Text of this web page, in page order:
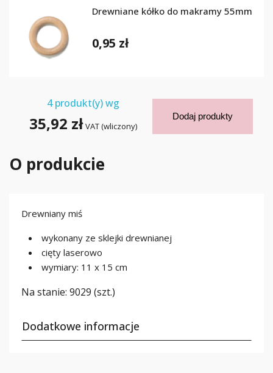
Drewniane kółko do makramy 55mm
0,95 zł
4produkt(y) wg
35,92 zł VAT (wliczony)
Dodaj produkty
O produkcie
Drewniany miś
wykonany ze sklejki drewnianej
cięty laserowo
wymiary: 11 x 15 cm
Na stanie: 9029 (szt.)
Dodatkowe informacje